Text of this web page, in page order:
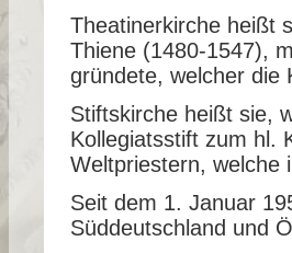
Theatinerkirche heißt
Thiene (1480-1547),
gründete, welcher die
Stiftskirche heißt sie,
Kollegiatsstift zum hl.
Weltpriestern, welche
Seit dem 1. Januar
Süddeutschland und